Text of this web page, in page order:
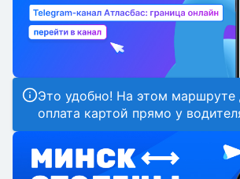
Это удобно! На этом маршруте
оплата картой прямо у